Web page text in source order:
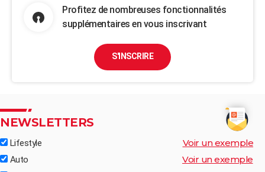
Profitez de nombreuses fonctionnalités
supplémentaires en vous inscrivant
S'INSCRIRE
NEWSLETTERS
Lifestyle Voir un exemple
Auto Voir un exemple